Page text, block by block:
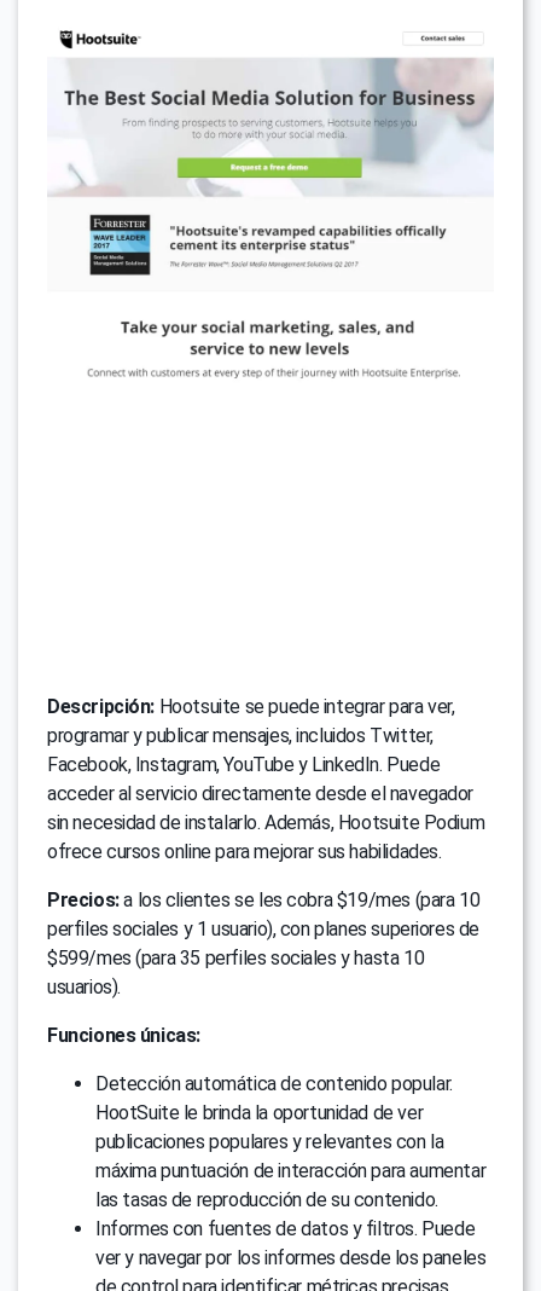
Descripción: Hootsuite se puede integrar para ver,
programar y publicar mensajes, incluidos Twitter,
Facebook, Instagram, YouTube y LinkedIn. Puede
acceder al servicio directamente desde el navegador
sin necesidad de instalarlo. Además, Hootsuite Podium
ofrece cursos online para mejorar sus habilidades.
Precios:a los clientes se les cobra $19/mes (para 10
perfiles sociales y 1 usuario), con planes superiores de
$599/mes (para 35 perfiles sociales y hasta 10
usuarios).
Funciones únicas:
Detección automática de contenido popular.
HootSuite le brinda la oportunidad de ver
publicaciones populares y relevantes con la
máxima puntuación de interacción para aumentar
las tasas de reproducción de su contenido.
Informes con fuentes de datos y filtros. Puede
ver y navegar por los informes desde los paneles